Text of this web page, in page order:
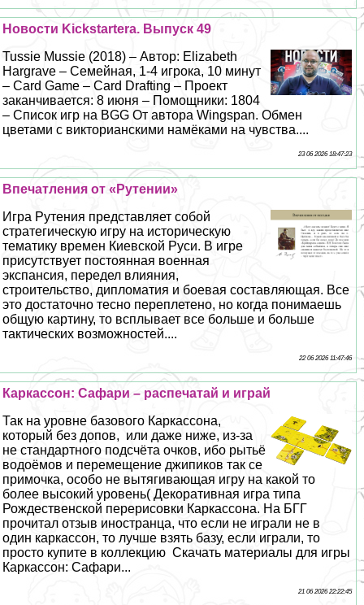
Новости Kickstarterа. Выпуск 49
Tussie Mussie (2018) – Автор: Elizabeth
Hargrave – Семейная, 1-4 игрока, 10 минут
– Card Game – Card Drafting – Проект
заканчивается: 8 июня – Помощники: 1804
– Список игр на BGG От автора Wingspan. Обмен
цветами с викторианскими намёками на чувства....
23 06 2026 18:47:23
Впечатления от «Рутении»
Игра Рутения представляет собой
стратегическую игру на историческую
тематику времен Киевской Руси. В игре
присутствует постоянная военная
экспансия, передел влияния,
строительство, дипломатия и боевая составляющая. Все
это достаточно тесно переплетено, но когда понимаешь
общую картину, то всплывает все больше и больше
тактических возможностей....
22 06 2026 11:47:46
Каркассон: Сафари – распечатай и играй
Так на уровне базового Каркассона,
который без допов, или даже ниже, из-за
не стандартного подсчёта очков, ибо рытьё
водоёмов и перемещение джипиков так се
примочка, особо не вытягивающая игру на какой то
более высокий уровень( Декоративная игра типа
Рождественской перерисовки Каркассона. На БГГ
прочитал отзыв иностранца, что если не играли не в
один каркассон, то лучше взять базу, если играли, то
просто купите в коллекцию Скачать материалы для игры
Каркассон: Сафари...
21 06 2026 22:22:45